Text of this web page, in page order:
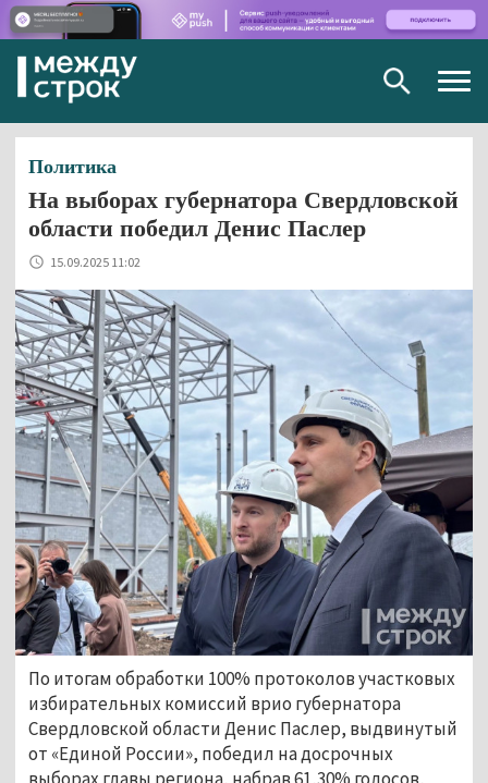
Политика
На выборах губернатора Свердловской
области победил Денис Паслер
15.09.2025 11:02
По итогам обработки 100% протоколов участковых
избирательных комиссий врио губернатора
Свердловской области Денис Паслер, выдвинутый
от «Единой России», победил на досрочных